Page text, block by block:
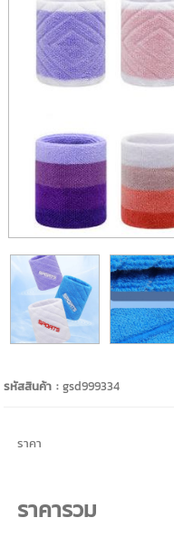
รหัสสินค้า :gsd999334
ราคา
ราคารวม